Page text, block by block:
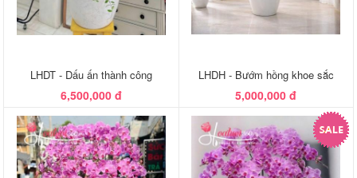
LHDT - Dấu ấn thành công
6,500,000 đ
LHDH - Bướm hồng khoe sắc
5,000,000 đ